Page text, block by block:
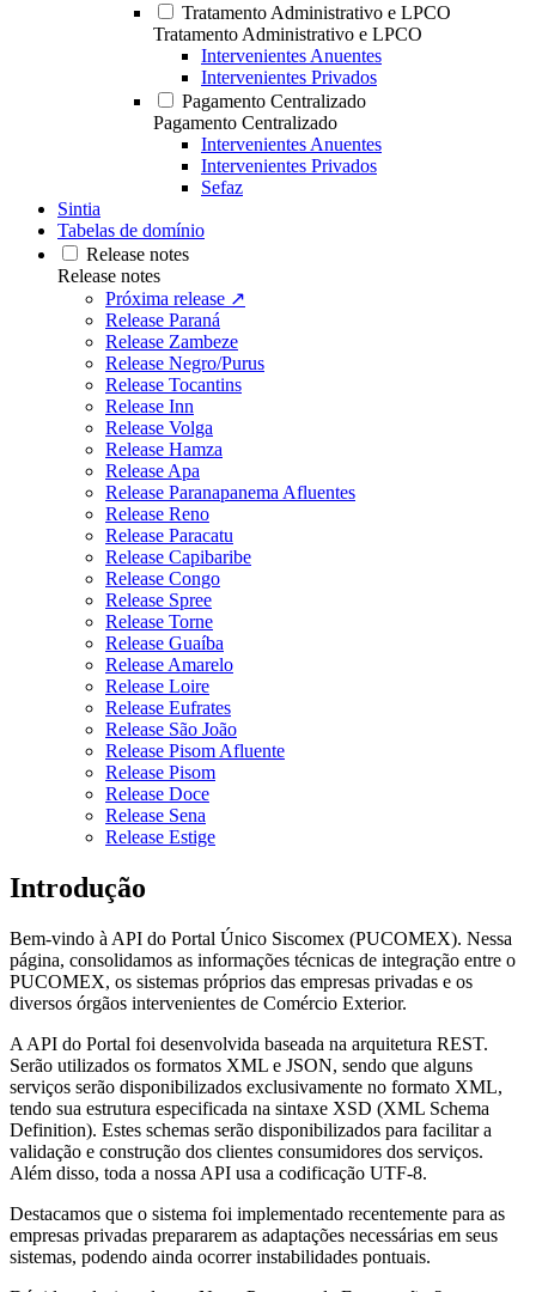
Tratamento Administrativo e LPCO
Tratamento Administrativo e LPCO
Intervenientes Anuentes
Intervenientes Privados
Pagamento Centralizado
Pagamento Centralizado
Intervenientes Anuentes
Intervenientes Privados
Sefaz
Sintia
Tabelas de domínio
Release notes
Release notes
Próxima release ↗
Release Paraná
Release Zambeze
Release Negro/Purus
Release Tocantins
Release Inn
Release Volga
Release Hamza
Release Apa
Release Paranapanema Afluentes
Release Reno
Release Paracatu
Release Capibaribe
Release Congo
Release Spree
Release Torne
Release Guaíba
Release Amarelo
Release Loire
Release Eufrates
Release São João
Release Pisom Afluente
Release Pisom
Release Doce
Release Sena
Release Estige
Introdução
Bem-vindo à API do Portal Único Siscomex (PUCOMEX). Nessa
página, consolidamos as informações técnicas de integração entre o
PUCOMEX, os sistemas próprios das empresas privadas e os
diversos órgãos intervenientes de Comércio Exterior.
A API do Portal foi desenvolvida baseada na arquitetura REST.
Serão utilizados os formatos XML e JSON, sendo que alguns
serviços serão disponibilizados exclusivamente no formato XML,
tendo sua estrutura especificada na sintaxe XSD (XML Schema
Definition). Estes schemas serão disponibilizados para facilitar a
validação e construção dos clientes consumidores dos serviços.
Além disso, toda a nossa API usa a codificação UTF-8.
Destacamos que o sistema foi implementado recentemente para as
empresas privadas prepararem as adaptações necessárias em seus
sistemas, podendo ainda ocorrer instabilidades pontuais.